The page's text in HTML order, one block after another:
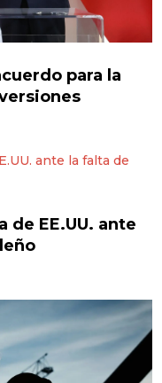
para la
de EE.UU. ante